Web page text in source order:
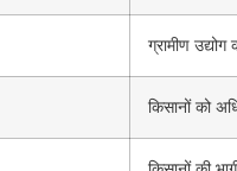
ग्रामीण उद्योग
किसानों को